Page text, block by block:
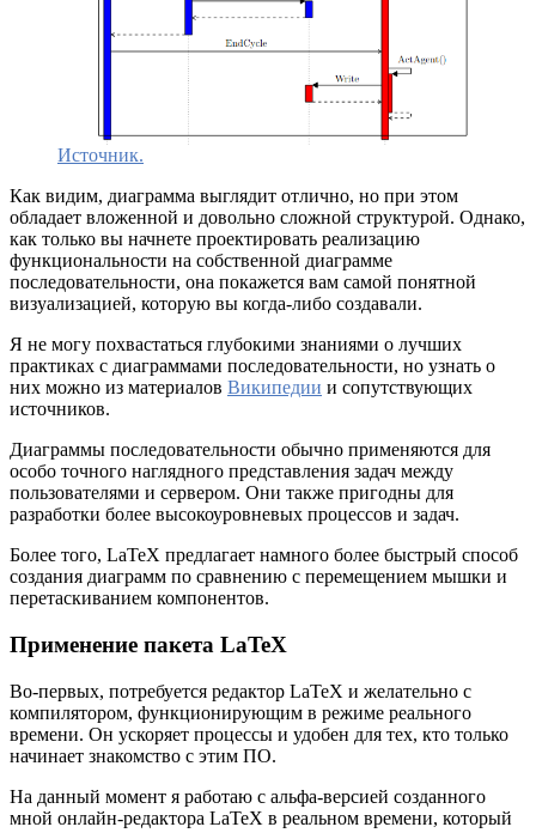
Источник.
Как видим, диаграмма выглядит отлично, но при этом
обладает вложенной и довольно сложной структурой. Однако,
как только вы начнете проектировать реализацию
функциональности на собственной диаграмме
последовательности, она покажется вам самой понятной
визуализацией, которую вы когда-либо создавали.
Я не могу похвастаться глубокими знаниями о лучших
практиках с диаграммами последовательности, но узнать о
них можно из материалов Википедии и сопутствующих
источников.
Диаграммы последовательности обычно применяются для
особо точного наглядного представления задач между
пользователями и сервером. Они также пригодны для
разработки более высокоуровневых процессов и задач.
Более того, LaTeX предлагает намного более быстрый способ
создания диаграмм по сравнению с перемещением мышки и
перетаскиванием компонентов.
Применение пакета LaTeX
Во-первых, потребуется редактор LaTeX и желательно с
компилятором, функционирующим в режиме реального
времени. Он ускоряет процессы и удобен для тех, кто только
начинает знакомство с этим ПО.
На данный момент я работаю с альфа-версией созданного
мной онлайн-редактора LaTeX в реальном времени, который